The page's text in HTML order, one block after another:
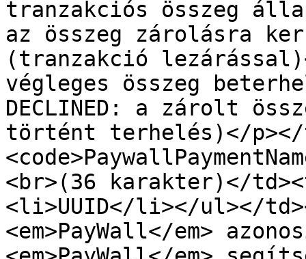
tranzakciós összeg
az összeg zárolásra
(tranzakció lezárással)</
végleges összeg
DECLINED: a zárolt
történt terhelés)</
<br>(36 karakter)</
<li>UUID</li></ul></
<em>PayWall</em>